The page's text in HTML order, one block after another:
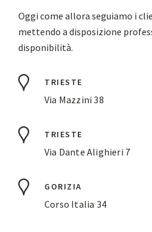
Oggi come allora seguiamo i
mettendo a disposizione
disponibilità.
TRIESTE
Via Mazzini 38
TRIESTE
Via Dante Alighieri 7
GORIZIA
Corso Italia 34